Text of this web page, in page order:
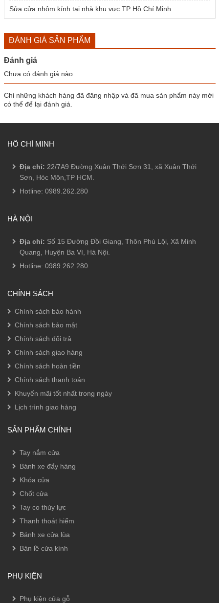
Sửa cửa nhôm kính tại nhà khu vực TP Hồ Chí Minh
ĐÁNH GIÁ SẢN PHẨM
Đánh giá
Chưa có đánh giá nào.
Chỉ những khách hàng đã đăng nhập và đã mua sản phẩm này mới
có thể để lại đánh giá.
HỒ CHÍ MINH
Địa chỉ: 22/7A9 Đường Xuân Thới Sơn 31, xã Xuân Thới
Sơn, Hóc Môn,TP HCM.
Hotline: 0989.262.280
HÀ NỘI
Địa chỉ: Số 15 Đường Đồi Giang, Thôn Phú Lội, Xã Minh
Quang, Huyện Ba Vì, Hà Nội.
Hotline: 0989.262.280
CHÍNH SÁCH
Chính sách bảo hành
Chính sách bảo mật
Chính sách đổi trả
Chính sách giao hàng
Chính sách hoàn tiền
Chính sách thanh toán
Khuyến mãi tốt nhất trong ngày
Lịch trình giao hàng
SẢN PHẨM CHÍNH
Tay nắm cửa
Bánh xe đẩy hàng
Khóa cửa
Chốt cửa
Tay co thủy lực
Thanh thoát hiểm
Bánh xe cửa lùa
Bản lề cửa kính
PHỤ KIỆN
Phụ kiện cửa gỗ